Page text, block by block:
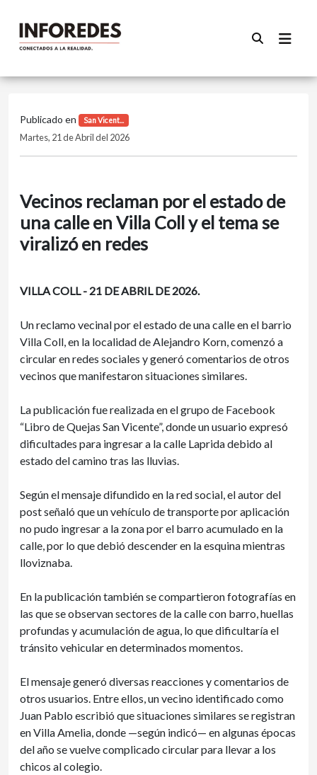
Publicado en San Vicent...
Martes, 21 de Abril del 2026
Vecinos reclaman por el estado de
una calle en Villa Coll y el tema se
viralizó en redes
VILLA COLL - 21 DE ABRIL DE 2026.
Un reclamo vecinal por el estado de una calle en el barrio
Villa Coll, en la localidad de Alejandro Korn, comenzó a
circular en redes sociales y generó comentarios de otros
vecinos que manifestaron situaciones similares.
La publicación fue realizada en el grupo de Facebook
“Libro de Quejas San Vicente”, donde un usuario expresó
dificultades para ingresar a la calle Laprida debido al
estado del camino tras las lluvias.
Según el mensaje difundido en la red social, el autor del
post señaló que un vehículo de transporte por aplicación
no pudo ingresar a la zona por el barro acumulado en la
calle, por lo que debió descender en la esquina mientras
lloviznaba.
En la publicación también se compartieron fotografías en
las que se observan sectores de la calle con barro, huellas
profundas y acumulación de agua, lo que dificultaría el
tránsito vehicular en determinados momentos.
El mensaje generó diversas reacciones y comentarios de
otros usuarios. Entre ellos, un vecino identificado como
Juan Pablo escribió que situaciones similares se registran
en Villa Amelia, donde —según indicó— en algunas épocas
del año se vuelve complicado circular para llevar a los
chicos al colegio.